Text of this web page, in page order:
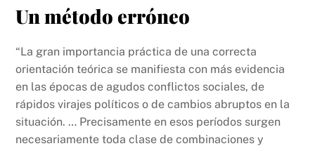
Un método erróneo
“La gran importancia práctica de una correcta
orientación teórica se manifiesta con más evidencia
en las épocas de agudos conflictos sociales, de
rápidos virajes políticos o de cambios abruptos en la
situación. … Precisamente en esos períodos surgen
necesa­riamente toda clase de combinaciones y